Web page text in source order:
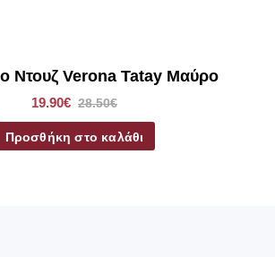
Ντουζ Verona Tatay Μαύρο
19.90€ 28.50€
Προσθήκη στο καλάθι